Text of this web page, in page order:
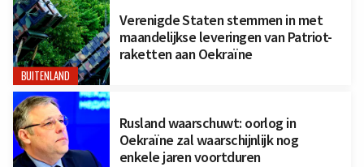
BUITENLAND
Verenigde Staten stemmen in met
maandelijkse leveringen van Patriot-
raketten aan Oekraïne
Rusland waarschuwt: oorlog in
Oekraïne zal waarschijnlijk nog
enkele jaren voortduren